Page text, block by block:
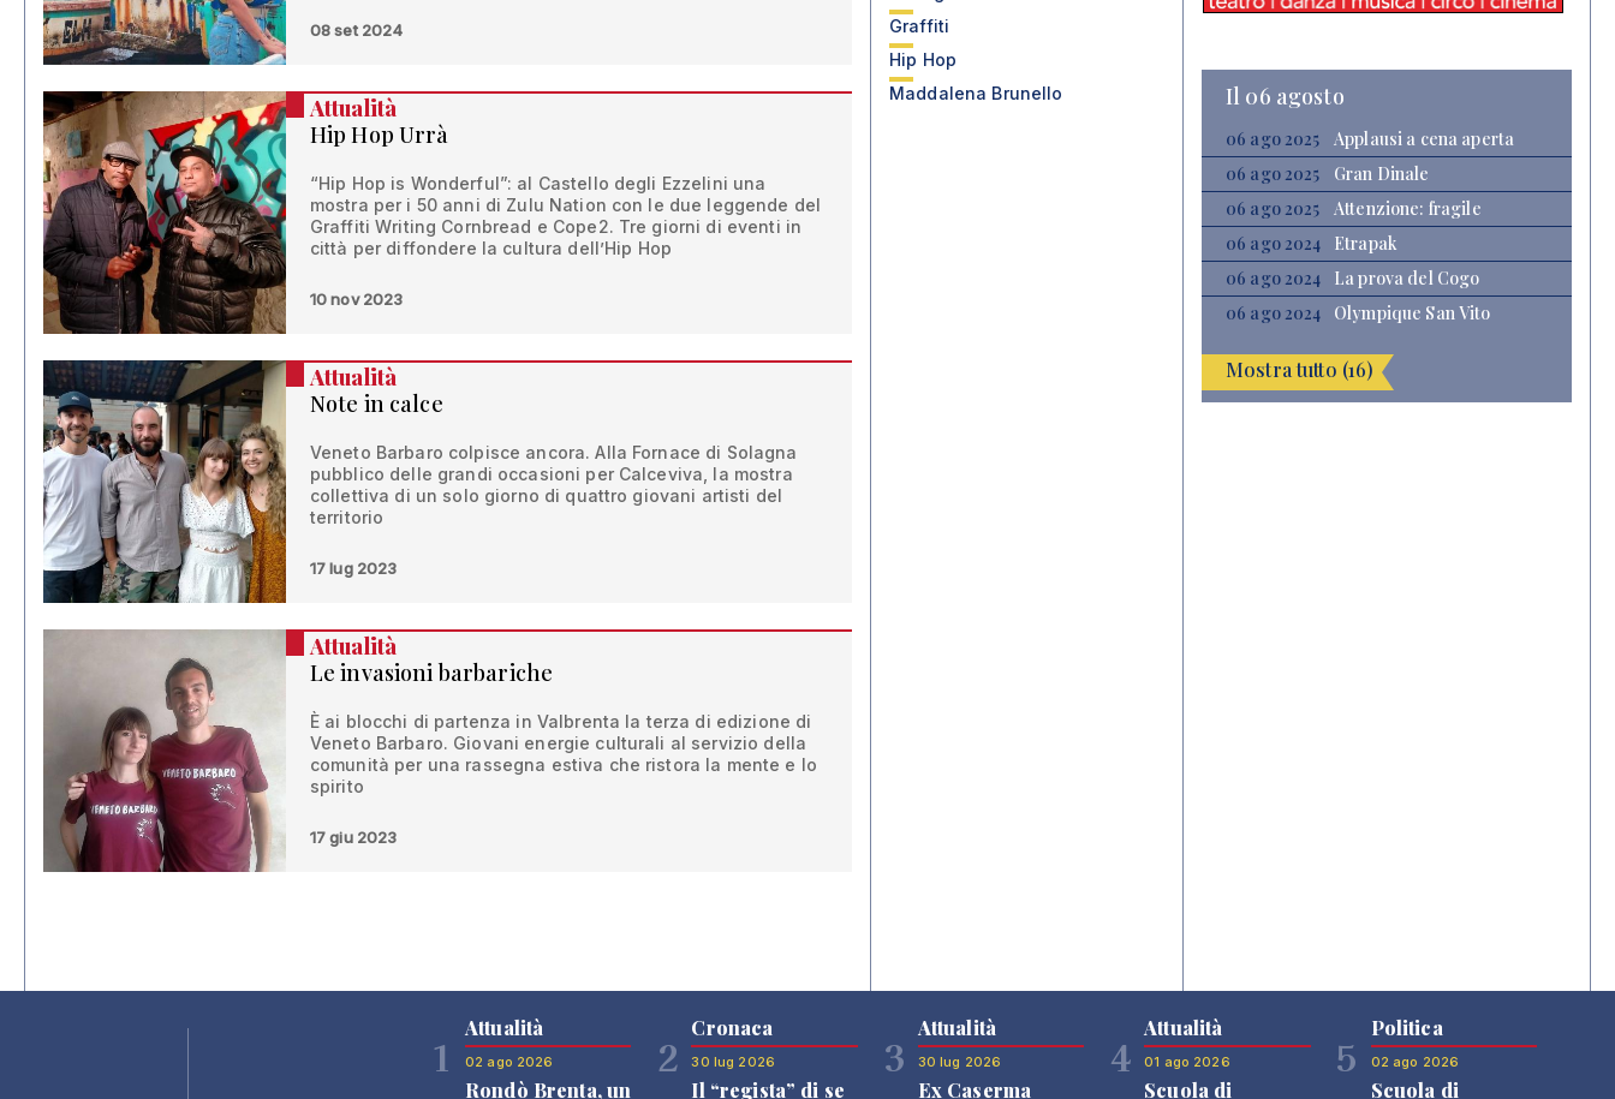
08 set 2024
Attualità
Hip Hop Urrà
“Hip Hop is Wonderful”: al Castello degli Ezzelini una
mostra per i 50 anni di Zulu Nation con le due leggende del
Graffiti Writing Cornbread e Cope2. Tre giorni di eventi in
città per diffondere la cultura dell’Hip Hop
10 nov 2023
Attualità
Note in calce
Veneto Barbaro colpisce ancora. Alla Fornace di Solagna
pubblico delle grandi occasioni per Calceviva, la mostra
collettiva di un solo giorno di quattro giovani artisti del
territorio
17 lug 2023
Attualità
Le invasioni barbariche
È ai blocchi di partenza in Valbrenta la terza di edizione di
Veneto Barbaro. Giovani energie culturali al servizio della
comunità per una rassegna estiva che ristora la mente e lo
spirito
17 giu 2023
Graffiti
Hip Hop
Maddalena Brunello
Il 06 agosto
06 ago 2025
Applausi a cena aperta
06 ago 2025
Gran Dinale
06 ago 2025
Attenzione: fragile
06 ago 2024
Etrapak
06 ago 2024
La prova del Cogo
06 ago 2024
Olympique San Vito
Mostra tutto (16)
1
Attualità
02 ago 2026
Rondò Brenta, un
2
Cronaca
30 lug 2026
Il “regista” di se
3
Attualità
30 lug 2026
Ex Caserma
4
Attualità
01 ago 2026
Scuola di
5
Politica
02 ago 2026
Scuola di